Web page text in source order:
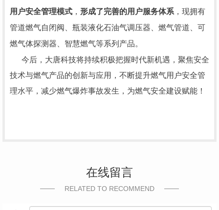
用户安全管理模式 ， 形成了完善的用户服务体系 ，现拥有
管道燃气自闭阀、瓶装液化石油气调压器、燃气管道、 可
燃气体探测器 、智慧燃气等系列产品。
今后，大唐科技将持续积极把握时代新机遇，聚焦安全
技术与燃气产品的创新与应用，不断提升燃气用户安全管
理水平，减少燃气爆炸事故发生，为燃气安全建设赋能！
在线留言
RELATED TO RECOMMEND